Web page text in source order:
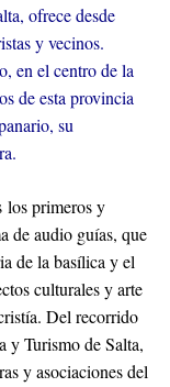
ofrece desde
y vecinos.
en el centro de la
de esta provincia
su
los primeros y
de audio guías, que
de la basílica y el
culturales y arte
Del recorrido
y Turismo de Salta,
y asociaciones del